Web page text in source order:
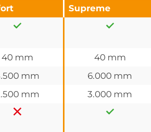
Supreme
40 mm 40 mm
mm 6.000 mm
mm 3.000 mm